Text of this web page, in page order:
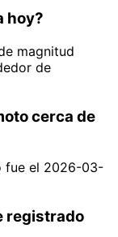
hoy?
magnitud
de
cerca de
fue el 2026-03-
registrado